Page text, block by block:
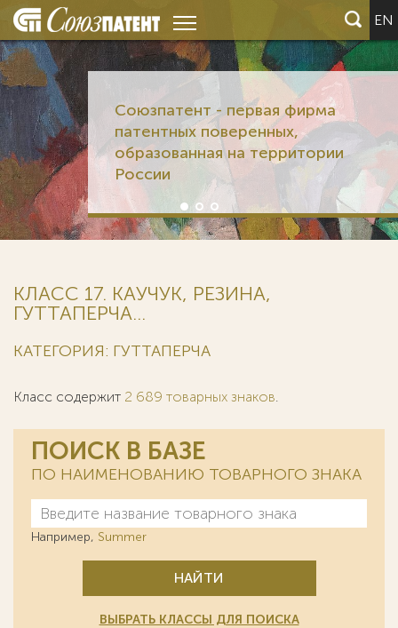
EN
Союзпатент - первая фирма
патентных поверенных,
образованная на территории
России
КЛАСС 17. КАУЧУК, РЕЗИНА,
ГУТТАПЕРЧА...
КАТЕГОРИЯ: ГУТТАПЕРЧА
Класс содержит 2 689 товарных знаков.
ПОИСК В БАЗЕ
ПО НАИМЕНОВАНИЮ ТОВАРНОГО ЗНАКА
Например, Summer
НАЙТИ
ВЫБРАТЬ КЛАССЫ ДЛЯ ПОИСКА